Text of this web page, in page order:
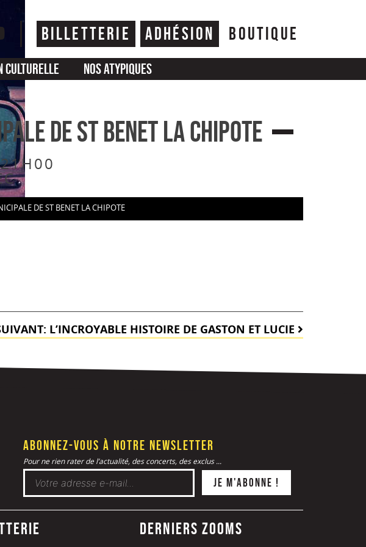
BILLETTERIE ADHÉSION BOUTIQUE
culturelle Nos atypiques
DE ST BENET LA CHIPOTE
DE ST BENET LA CHIPOTE
L’INCROYABLE HISTOIRE DE GASTON ET LUCIE
Abonnez-vous à notre newsletter
Pour ne rien rater de l’actualité, des concerts, des exclus ...
Derniers zooms